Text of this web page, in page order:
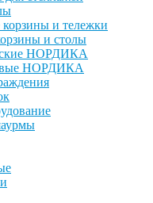
корзины и тележки
и столы
НОРДИКА
НОРДИКА